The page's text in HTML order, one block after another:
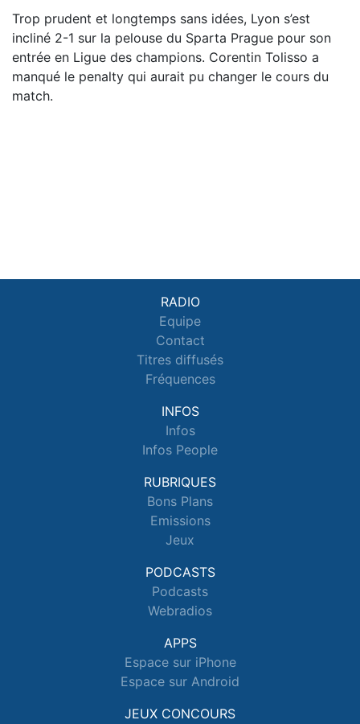
Trop prudent et longtemps sans idées, Lyon s’est
incliné 2-1 sur la pelouse du Sparta Prague pour son
entrée en Ligue des champions. Corentin Tolisso a
manqué le penalty qui aurait pu changer le cours du
match.
RADIO
Equipe
Contact
Titres diffusés
Fréquences
INFOS
Infos
Infos People
RUBRIQUES
Bons Plans
Emissions
Jeux
PODCASTS
Podcasts
Webradios
APPS
Espace sur iPhone
Espace sur Android
JEUX CONCOURS